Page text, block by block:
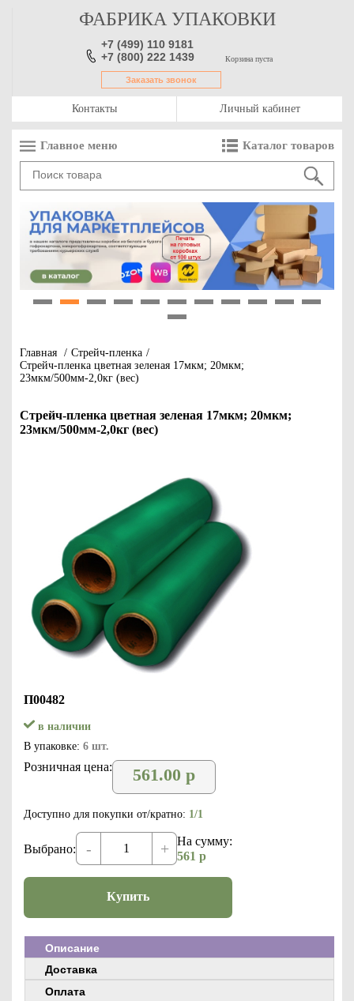
ФАБРИКА УПАКОВКИ
+7 (499) 110 9181
+7 (800) 222 1439
Заказать звонок
Корзина пуста
Контакты Личный кабинет
Главное меню Каталог товаров
Главная / Стрейч-пленка /
Стрейч-пленка цветная зеленая 17мкм; 20мкм;
23мкм/500мм-2,0кг (вес)
Стрейч-пленка цветная зеленая 17мкм; 20мкм;
23мкм/500мм-2,0кг (вес)
П00482
в наличии
В упаковке: 6 шт.
Розничная цена: 561.00 р
Доступно для покупки от/кратно: 1/1
Выбрано: - +
На сумму:
561 р
Купить
Описание
Доставка
Оплата